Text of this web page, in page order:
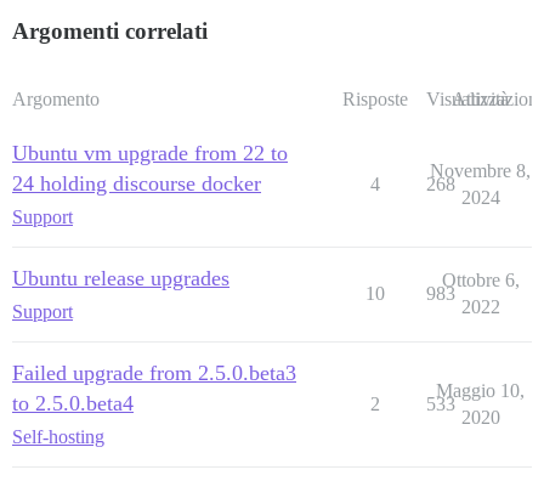
Argomenti correlati
Argomento Risposte Visualizzazioni
Attività
Ubuntu vm upgrade from 22 to
24 holding discourse docker
Support
4 268
Novembre 8,
2024
Ubuntu release upgrades
Support
10 983
Ottobre 6,
2022
Failed upgrade from 2.5.0.beta3
to 2.5.0.beta4
Self-hosting
2 533
Maggio 10,
2020